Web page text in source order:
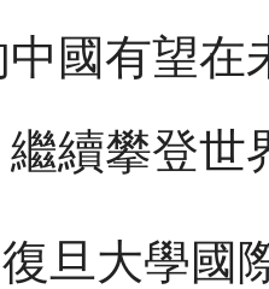
國有望在
續攀登世
復旦大學